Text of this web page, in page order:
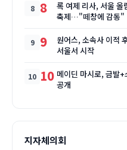
8
록 여제 리사, 서울 올
축제…"떼창에 감동"
9
원어스, 소속사 이적
서울서 시작
10 메이딘 마시로, 금발
공개
지자체의회